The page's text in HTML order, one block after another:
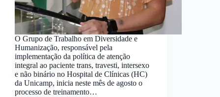
O Grupo de Trabalho em Diversidade e
Humanização, responsável pela
implementação da política de atenção
integral ao paciente trans, travesti, intersexo
e não binário no Hospital de Clínicas (HC)
da Unicamp, inicia neste mês de agosto o
processo de treinamento…